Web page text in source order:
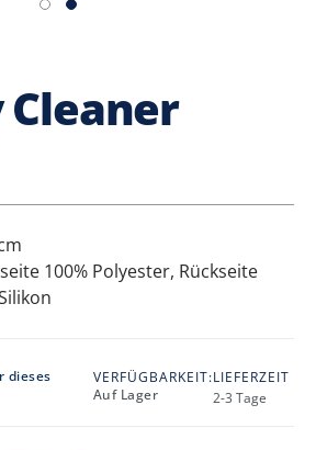
Cleaner
100% Polyester, Rückseite
dieses
VERFÜGBARKEIT:
Auf Lager
LIEFERZEIT
2-3 Tage